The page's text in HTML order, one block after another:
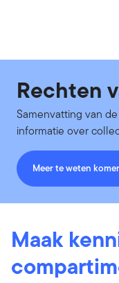
Rechten
Samenvatting van
informatie over
Meer te weten
Maak